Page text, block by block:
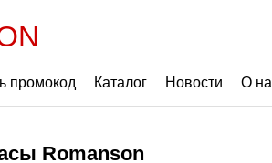
промокод Каталог Новости О
Romanson